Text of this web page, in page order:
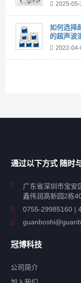
2025-05-
如何选择
的超声波
2022-04-
工业超声波清洗设
特种超声波洗净产
超声波配件
通过以下方式 随时
广东省深圳市宝安
鑫伟润高新园2栋
0755-29985160 |
冠博科技
公司简介